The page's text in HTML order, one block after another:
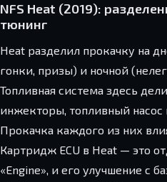
NFS Heat (2019):
тюнинг
Heat разделил прокачку на
гонки, призы) и ночной
Топливная система здесь
инжекторы, топливный насос
Прокачка каждого из них
Картридж ECU в Heat — это
«Engine», и его улучшение с